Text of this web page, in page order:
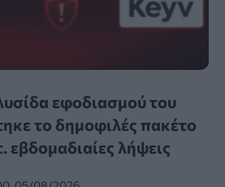
εφοδιασμού του
το δημοφιλές πακέτο
εβδομαδιαίες λήψεις